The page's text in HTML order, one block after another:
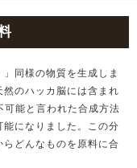
同様の物質を生成しま
のハッカ脳には含まれ
可能と言われた合成方法
になりました。この分
どんなものを原料に合